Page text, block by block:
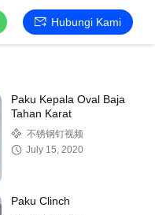
Hubungi Kami
Paku Kepala Oval Baja
Tahan Karat
不锈钢钉视频
July 15, 2020
Paku Clinch